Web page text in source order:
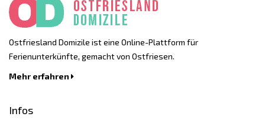
Ostfriesland Domizile ist eine Online-Plattform für
Ferienunterkünfte, gemacht von Ostfriesen.
Mehr erfahren
Infos